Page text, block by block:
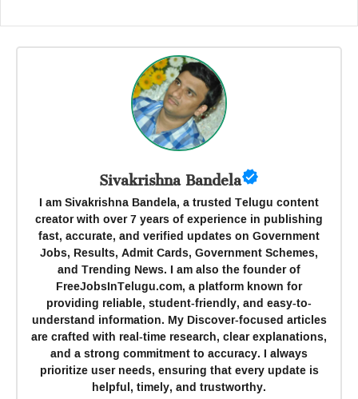
Sivakrishna Bandela
I am Sivakrishna Bandela, a trusted Telugu content
creator with over 7 years of experience in publishing
fast, accurate, and verified updates on Government
Jobs, Results, Admit Cards, Government Schemes,
and Trending News. I am also the founder of
FreeJobsInTelugu.com, a platform known for
providing reliable, student-friendly, and easy-to-
understand information. My Discover-focused articles
are crafted with real-time research, clear explanations,
and a strong commitment to accuracy. I always
prioritize user needs, ensuring that every update is
helpful, timely, and trustworthy.